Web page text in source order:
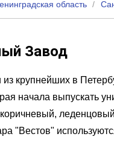
область
Завод
крупнейших в
начала выпускать
"Вестов"